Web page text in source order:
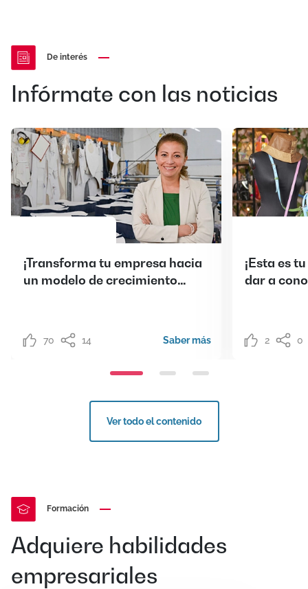
De interés
Infórmate con las noticias
¡Transforma tu empresa hacia
un modelo de crecimiento
70 14 Saber más
¡Esta es
dar a
2 0
Ver todo el contenido
Formación
Adquiere habilidades
empresariales